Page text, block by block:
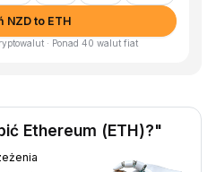
NZD to ETH
· Ponad 40 walut fiat
Ethereum (ETH)?"